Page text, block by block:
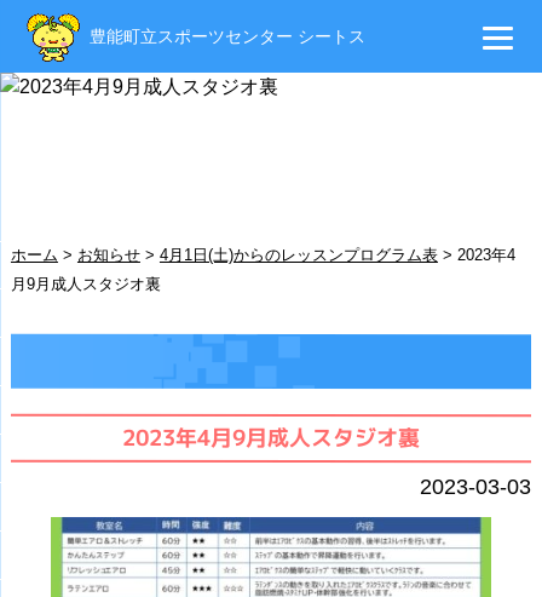
ホーム > お知らせ> 4月1日(土)からのレッスンプログラム表> 2023年4
月9月成人スタジオ裏
2023年4月9月成人スタジオ裏
2023-03-03
豊能町立スポーツセンター シートス